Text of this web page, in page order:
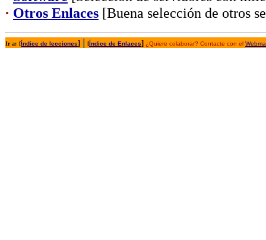
· Otros Enlaces [Buena selección de otros
Ir a: [Índice de lecciones] [Índice de Enlaces] ¿Quiere colaborar? Contacte con el